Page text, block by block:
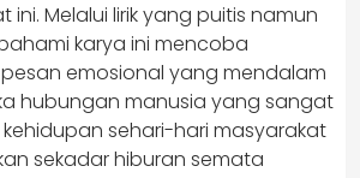
ini. Melalui lirik yang puitis namun
karya ini mencoba
emosional yang mendalam
hubungan manusia yang sangat
sehari-hari masyarakat
sekadar hiburan semata